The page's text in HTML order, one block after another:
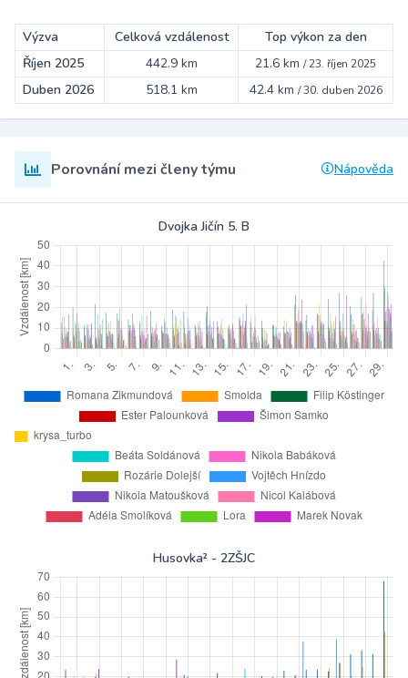
Výzva Celková vzdálenost
Top výkon za den
Říjen 2025
442.9 km 21.6 km /23. říjen 2025
Duben 2026 518.1 km 42.4 km /30. duben 2026
Porovnání mezi členy týmu Nápověda
Dvojka Jičín 5. B
Husovka² - 2ZŠJC